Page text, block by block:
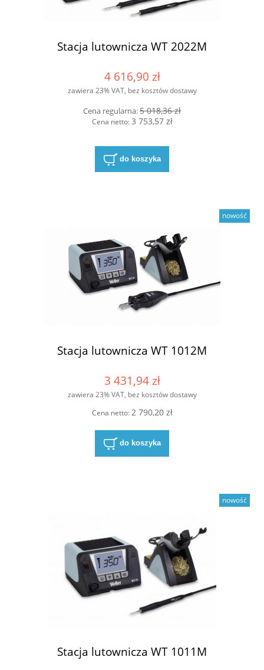
Stacja lutownicza WT 2022M
4 616,90 zł
zawiera 23% VAT, bez kosztów dostawy
Cena regularna:5 018,36 zł
Cena netto:3 753,57 zł
do koszyka
Stacja lutownicza WT 1012M
3 431,94 zł
zawiera 23% VAT, bez kosztów dostawy
Cena netto:2 790,20 zł
do koszyka
nowość
Stacja lutownicza WT 1011M
nowość